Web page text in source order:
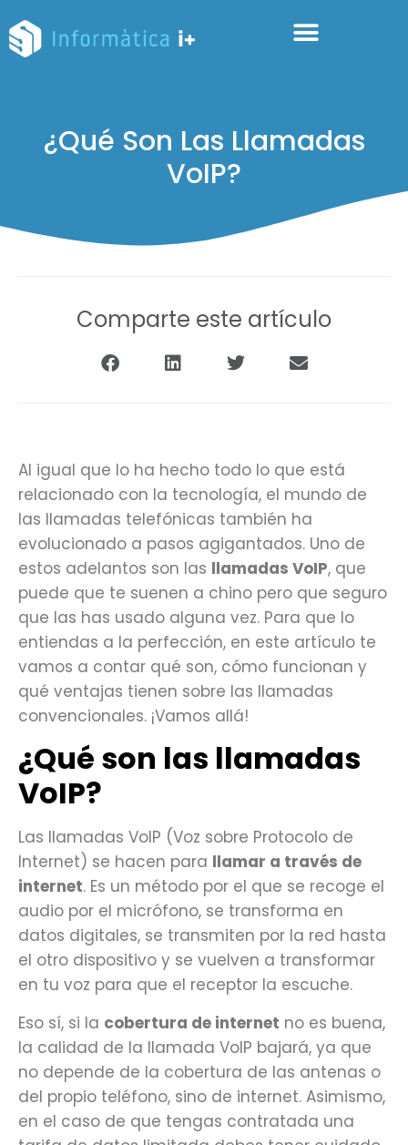
¿Qué Son Las Llamadas
VoIP?
Comparte este artículo
Al igual que lo ha hecho todo lo que está
relacionado con la tecnología, el mundo de
las llamadas telefónicas también ha
evolucionado a pasos agigantados. Uno de
estos adelantos son las llamadas VoIP, que
puede que te suenen a chino pero que seguro
que las has usado alguna vez. Para que lo
entiendas a la perfección, en este artículo te
vamos a contar qué son, cómo funcionan y
qué ventajas tienen sobre las llamadas
convencionales. ¡Vamos allá!
¿Qué son las llamadas
VoIP?
Las llamadas VoIP (Voz sobre Protocolo de
Internet) se hacen para llamar a través de
internet. Es un método por el que se recoge el
audio por el micrófono, se transforma en
datos digitales, se transmiten por la red hasta
el otro dispositivo y se vuelven a transformar
en tu voz para que el receptor la escuche.
Eso sí, si la cobertura de internet no es buena,
la calidad de la llamada VoIP bajará, ya que
no depende de la cobertura de las antenas o
del propio teléfono, sino de internet. Asimismo,
en el caso de que tengas contratada una